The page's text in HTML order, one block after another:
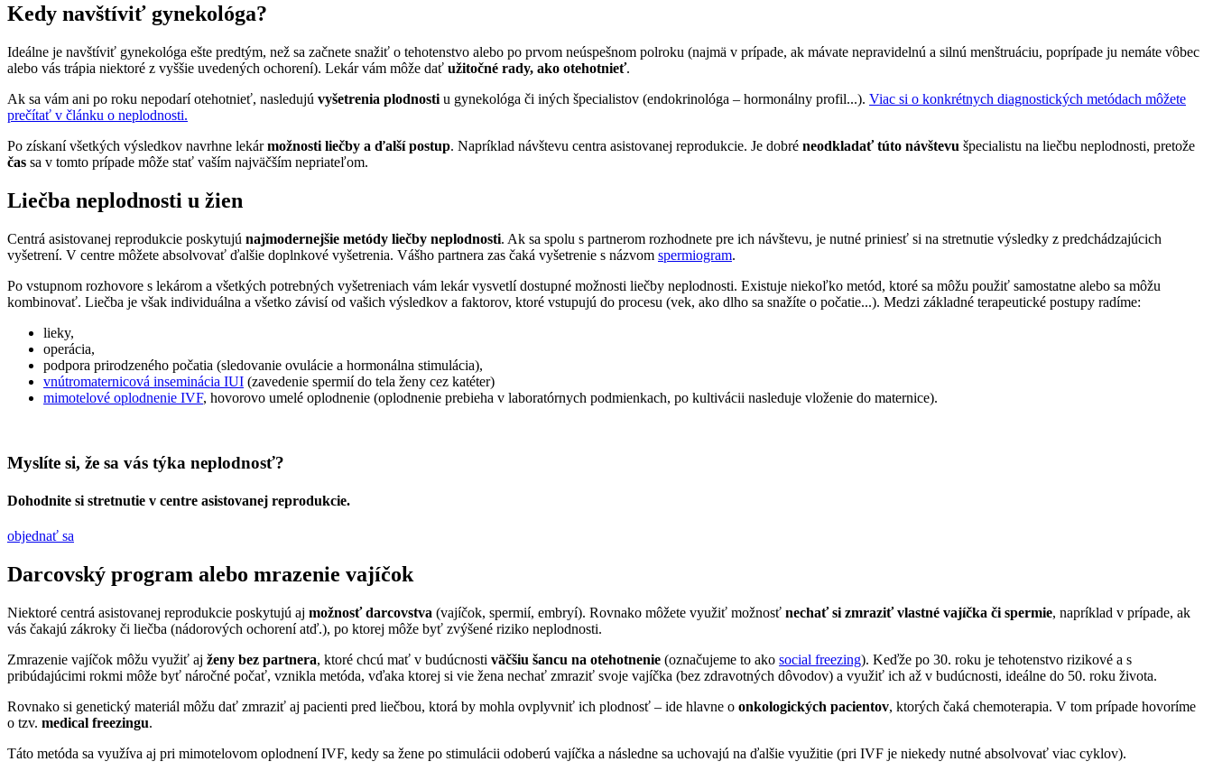
Kedy navštíviť gynekológa?
Ideálne je navštíviť gynekológa ešte predtým, než sa začnete snažiť o tehotenstvo alebo po prvom neúspešnom polroku (najmä v prípade, ak mávate nepravidelnú a silnú menštruáciu, poprípade ju nemáte vôbec
alebo vás trápia niektoré z vyššie uvedených ochorení). Lekár vám môže dať užitočné rady, ako otehotnieť.
Ak sa vám ani po roku nepodarí otehotnieť, nasledujú vyšetrenia plodnosti u gynekológa či iných špecialistov (endokrinológa – hormonálny profil...). Viac si o konkrétnych diagnostických metódach môžete
prečítať v článku o neplodnosti.
Po získaní všetkých výsledkov navrhne lekármožnosti liečby a ďalší postup. Napríklad návštevu centra asistovanej reprodukcie. Je dobré neodkladať túto návštevu špecialistu na liečbu neplodnosti, pretože
čas sa v tomto prípade môže stať vaším najväčším nepriateľom.
Liečba neplodnosti u žien
Centrá asistovanej reprodukcie poskytujú najmodernejšie metódy liečby neplodnosti. Ak sa spolu s partnerom rozhodnete pre ich návštevu, je nutné priniesť si na stretnutie výsledky z predchádzajúcich
vyšetrení. V centre môžete absolvovať ďalšie doplnkové vyšetrenia. Vášho partnera zas čaká vyšetrenie s názvom spermiogram.
Po vstupnom rozhovore s lekárom a všetkých potrebných vyšetreniach vám lekár vysvetlí dostupné možnosti liečby neplodnosti. Existuje niekoľko metód, ktoré sa môžu použiť samostatne alebo sa môžu
kombinovať. Liečba je však individuálna a všetko závisí od vašich výsledkov a faktorov, ktoré vstupujú do procesu (vek, ako dlho sa snažíte o počatie...). Medzi základné terapeutické postupy radíme:
lieky,
operácia,
podpora prirodzeného počatia (sledovanie ovulácie a hormonálna stimulácia),
vnútromaternicová inseminácia IUI (zavedenie spermií do tela ženy cez katéter)
mimotelové oplodnenie IVF, hovorovo umelé oplodnenie (oplodnenie prebieha v laboratórnych podmienkach, po kultivácii nasleduje vloženie do maternice).
Myslíte si, že sa vás týka neplodnosť?
Dohodnite si stretnutie v centre asistovanej reprodukcie.
objednať sa
Darcovský program alebo mrazenie vajíčok
Niektoré centrá asistovanej reprodukcie poskytujú aj možnosť darcovstva (vajíčok, spermií, embryí). Rovnako môžete využiť možnosť nechať si zmraziť vlastné vajíčka či spermie, napríklad v prípade, ak
vás čakajú zákroky či liečba (nádorových ochorení atď.), po ktorej môže byť zvýšené riziko neplodnosti.
Zmrazenie vajíčok môžu využiť aj ženy bez partnera, ktoré chcú mať v budúcnosti väčšiu šancu na otehotnenie (označujeme to ako social freezing). Keďže po 30. roku je tehotenstvo rizikové a s
pribúdajúcimi rokmi môže byť náročné počať, vznikla metóda, vďaka ktorej si vie žena nechať zmraziť svoje vajíčka (bez zdravotných dôvodov) a využiť ich až v budúcnosti, ideálne do 50. roku života.
Rovnako si genetický materiál môžu dať zmraziť aj pacienti pred liečbou, ktorá by mohla ovplyvniť ich plodnosť – ide hlavne o onkologických pacientov, ktorých čaká chemoterapia. V tom prípade hovoríme
o tzv. medical freezingu.
Táto metóda sa využíva aj pri mimotelovom oplodnení IVF, kedy sa žene po stimulácii odoberú vajíčka a následne sa uchovajú na ďalšie využitie (pri IVF je niekedy nutné absolvovať viac cyklov).